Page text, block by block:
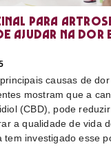
para
ajudar na dor
causas de
mostram que a
(CBD), pode reduzir
a qualidade de vida
tem investigado esse